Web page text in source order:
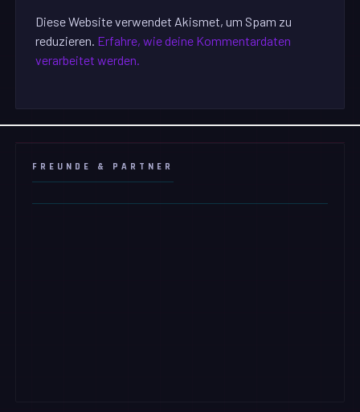
Diese Website verwendet Akismet, um Spam zu
reduzieren. Erfahre, wie deine Kommentardaten
verarbeitet werden.
FREUNDE & PARTNER